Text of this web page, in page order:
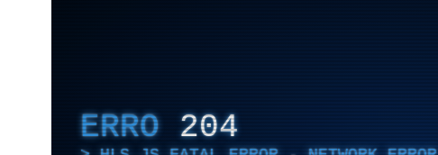
ERRO 204